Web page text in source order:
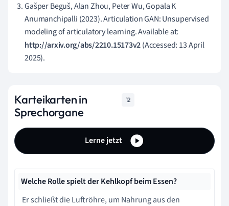
Gašper Beguš, Alan Zhou, Peter Wu, Gopala K
Anumanchipalli (2023). Articulation GAN: Unsupervised
modeling of articulatory learning. Available at:
http://arxiv.org/abs/2210.15173v2(Accessed: 13 April
2025).
Karteikarten in
Sprechorgane
12
Lerne jetzt
Welche Rolle spielt der Kehlkopf beim Essen?
Er schließt die Luftröhre, um Nahrung aus den